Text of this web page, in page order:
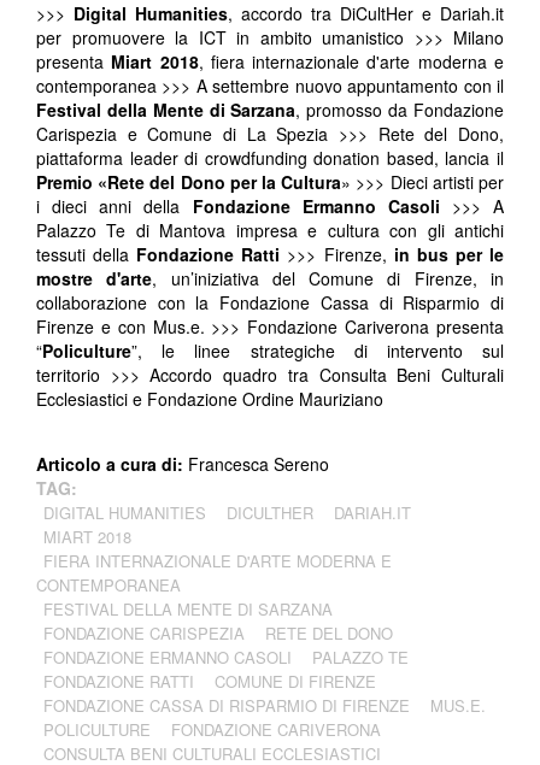
>>> Digital Humanities, accordo tra DiCultHer e Dariah.it
per promuovere la ICT in ambito umanistico >>> Milano
presenta Miart 2018, fiera internazionale d'arte moderna e
contemporanea >>> A settembre nuovo appuntamento con il
Festival della Mente di Sarzana, promosso da Fondazione
Carispezia e Comune di La Spezia >>> Rete del Dono,
piattaforma leader di crowdfunding donation based, lancia il
Premio «Rete del Dono per la Cultura» >>> Dieci artisti per
i dieci anni della Fondazione Ermanno Casoli >>> A
Palazzo Te di Mantova impresa e cultura con gli antichi
tessuti della Fondazione Ratti >>> Firenze, in bus per le
mostre d'arte, un’iniziativa del Comune di Firenze, in
collaborazione con la Fondazione Cassa di Risparmio di
Firenze e con Mus.e. >>> Fondazione Cariverona presenta
“Policulture”, le linee strategiche di intervento sul
territorio >>> Accordo quadro traConsulta Beni Culturali
Ecclesiastici e Fondazione Ordine Mauriziano
Articolo a cura di: Francesca Sereno
TAG:
DIGITAL HUMANITIES DICULTHER
DARIAH.IT
MIART 2018
FIERA INTERNAZIONALE D'ARTE MODERNA E
CONTEMPORANEA
FESTIVAL DELLA MENTE DI SARZANA
FONDAZIONE CARISPEZIA
RETE DEL DONO
FONDAZIONE ERMANNO CASOLI
PALAZZO TE
FONDAZIONE RATTI
COMUNE DI FIRENZE
FONDAZIONE CASSA DI RISPARMIO DI FIRENZE
MUS.E.
POLICULTURE
FONDAZIONE CARIVERONA
CONSULTA BENI CULTURALI ECCLESIASTICI